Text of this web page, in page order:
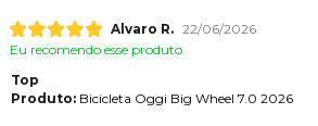
Alvaro R. 22/06/2026
Eu recomendo esse produto.
Top
Produto:Bicicleta Oggi Big Wheel 7.0 2026